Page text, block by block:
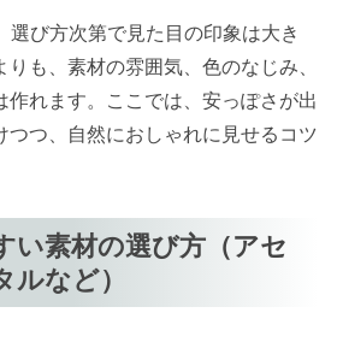
選び方次第で見た目の印象は大き
も、素材の雰囲気、色のなじみ、
作れます。ここでは、安っぽさが出
つつ、自然におしゃれに見せるコツ
い素材の選び方（アセ
ルなど）